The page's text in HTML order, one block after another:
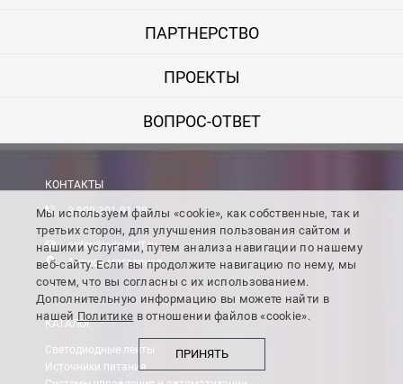
ПАРТНЕРСТВО
ПРОЕКТЫ
ВОПРОС-ОТВЕТ
КОНТАКТЫ
8-800-301-91-28
order@lednikoff.ru
Адреса магазинов
КАТАЛОГ
Светодиодные ленты
Источники питания
Мы используем файлы «cookie», как собственные, так и
третьих сторон, для улучшения пользования сайтом и
нашими услугами, путем анализа навигации по нашему
веб-сайту. Если вы продолжите навигацию по нему, мы
сочтем, что вы согласны с их использованием.
Дополнительную информацию вы можете найти в
нашейПолитике в отношении файлов «cookie».
ПРИНЯТЬ